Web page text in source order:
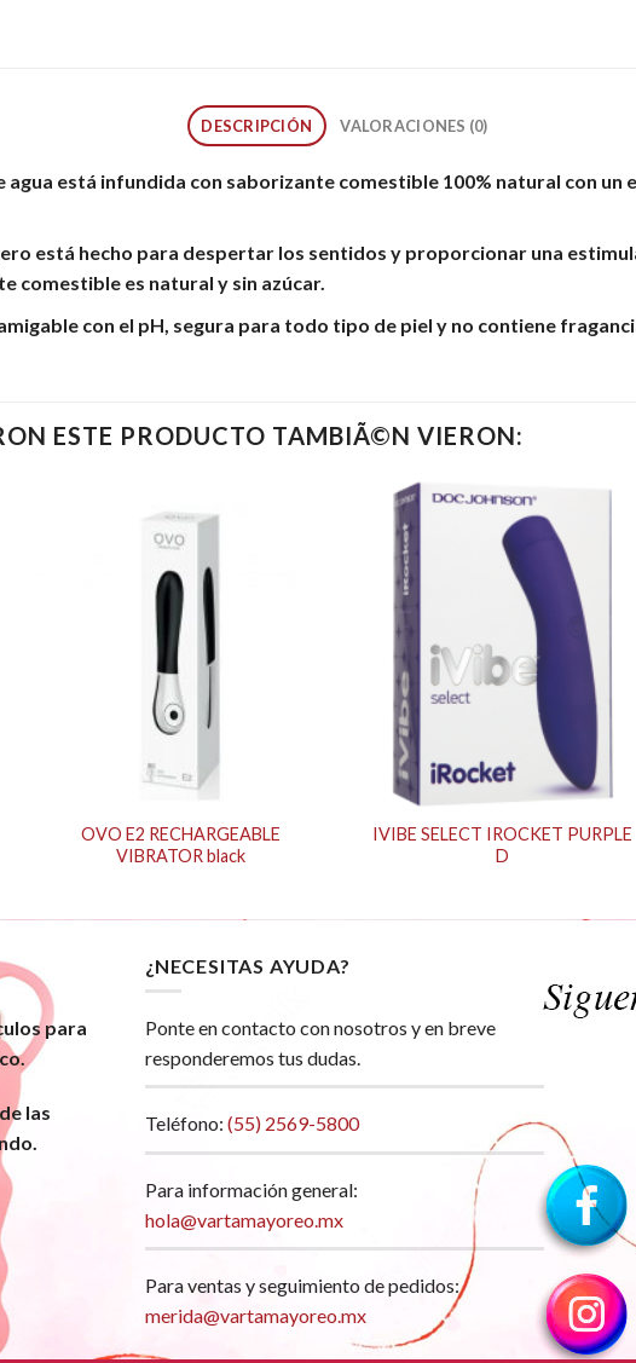
DESCRIPCIÓN VALORACIONES (0)
agua está infundida con saborizante comestible 100% natural con
está hecho para despertar los sentidos y proporcionar una
comestible es natural y sin azúcar.
con el pH, segura para todo tipo de piel y no contiene
ESTE PRODUCTO TAMBIÃ©N VIERON:
OVO E2 RECHARGEABLE
VIBRATOR black
IVIBE SELECT IROCKET PURPLE
D
para
las
¿NECESITAS AYUDA?
Ponte en contacto con nosotros y en breve
responderemos tus dudas.
Teléfono: (55) 2569-5800
Para información general:
hola@vartamayoreo.mx
Para ventas y seguimiento de pedidos:
merida@vartamayoreo.mx